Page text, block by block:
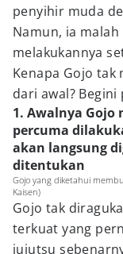
penyihir muda
Namun, ia
melakukannya
Kenapa Gojo
dari awal? Begini
1. Awalnya
percuma
akan langsung
ditentukan
Gojo yang diketahui
Kaisen)
Gojo tak
terkuat yang
jujutsu